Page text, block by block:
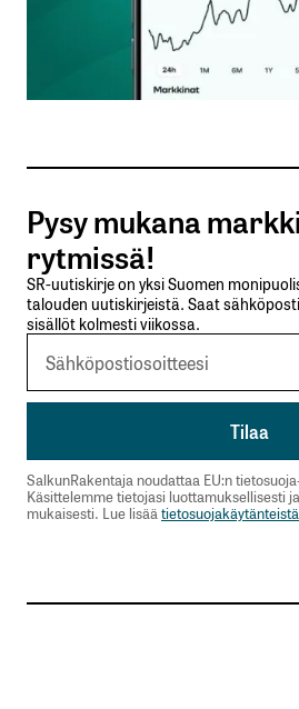
Nimesi tai nimimerkkisi
Sähköpostiosoitteesi
Tilaa SalkunRakentajan
Lähetä kommentti
Pysy mukana
rytmissä!
SR-uutiskirje on yksi Suomen
talouden uutiskirjeistä. Saat
sisällöt kolmesti viikossa.
SalkunRakentaja noudattaa EU:n
Käsittelemme tietojasi luottamuksellisesti
mukaisesti. Lue lisää